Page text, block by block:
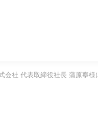
会社 代表取締役社長 蒲原寧様